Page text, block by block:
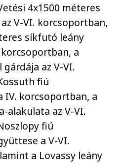
4x1500 méteres
V-VI. korcsoportban,
síkfutó leány
a
az V-VI.
fiú
IV. korcsoportban, a
alakulata az V-VI.
fiú
a V-VI.
a Lovassy leány